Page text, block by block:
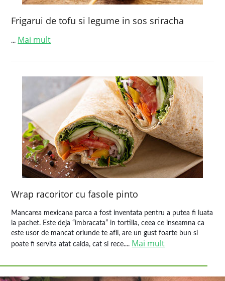
Frigarui de tofu si legume in sos sriracha
... Mai mult
Wrap racoritor cu fasole pinto
Mancarea mexicana parca a fost inventata pentru a putea fi luata
la pachet. Este deja “imbracata” in tortilla, ceea ce inseamna ca
este usor de mancat oriunde te afli, are un gust foarte bun si
poate fi servita atat calda, cat si rece.... Mai mult